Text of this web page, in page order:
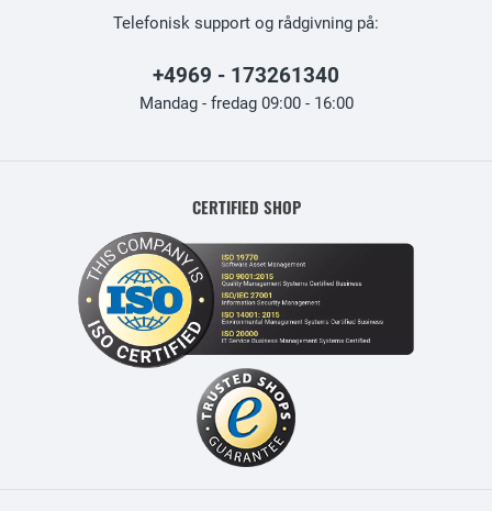
Telefonisk support og rådgivning på:
+4969 - 173261340
Mandag - fredag 09:00 - 16:00
CERTIFIED SHOP